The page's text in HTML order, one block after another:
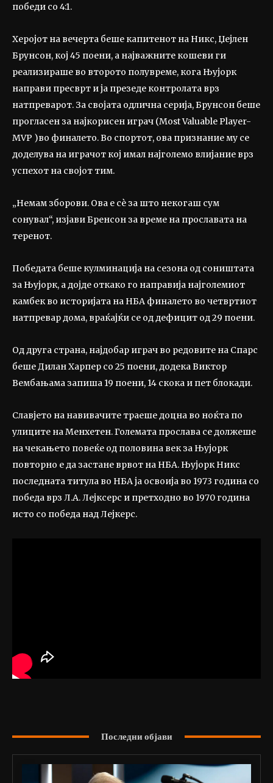
победи со 4:1.
Херојот на вечерта беше капитенот на Никс, Џејлен
Брунсон, кој 45 поени, а најважните кошеви ги
реализираше во второто полувреме, кога Њујорк
направи пресврт и ја презеде контролата врз
натпреварот. За својата одлична серија, Брунсон беше
прогласен за најкорисен играч (Most Valuable Player-
MVP )во финалето. Во спортот, ова признание му се
доделува на играчот кој имал најголемо влијание врз
успехот на својот тим.
„Немам зборови. Ова е сè за што некогаш сум
сонувал“, изјави Бренсон за време на прославата на
теренот.
Победата беше кулминација на сезона од соништата
за Њујорк, а дојде откако го направија најголемиот
камбек во историјата на НБА финалето во четвртиот
натпревар дома, враќајќи се од дефицит од 29 поени.
Од друга страна, најдобар играч во редовите на Спарс
беше Дилан Харпер со 25 поени, додека Виктор
Вембањама запиша 19 поени, 14 скока и пет блокади.
Славјето на навивачите траеше доцнa во ноќта по
улиците на Менхетен. Големата прослава се должеше
на чекањето повеќе од половина век за Њујорк
повторно е да застане врвот на НБА. Њујорк Никс
последната титула во НБА ја освоија во 1973 година со
победа врз Л.А. Лејксерс и претходно во 1970 година
исто со победа над Лејкерс.
Последни објави